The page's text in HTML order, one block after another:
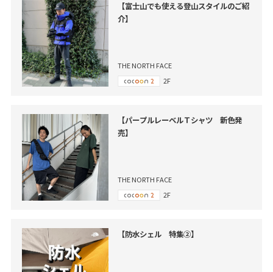
【富士山でも使える登山スタイルのご紹
介】
THE NORTH FACE
2F
【パープルレーベルＴシャツ 新色発
売】
THE NORTH FACE
2F
【防水シェル 特集②】